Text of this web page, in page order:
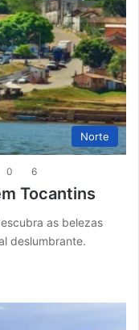
Norte
0 6
Tocantins
as belezas
deslumbrante.